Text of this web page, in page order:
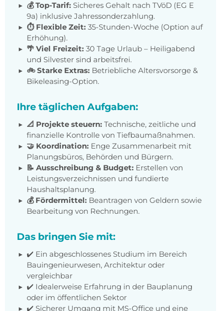
💰 Top-Tarif: Sicheres Gehalt nach TVöD (EG E
9a) inklusive Jahressonderzahlung.
⏱️ Flexible Zeit: 35-Stunden-Woche (Option auf
Erhöhung).
🌴 Viel Freizeit: 30 Tage Urlaub – Heiligabend
und Silvester sind arbeitsfrei.
🚲 Starke Extras: Betriebliche Altersvorsorge &
Bikeleasing-Option.
Ihre täglichen Aufgaben:
📐 Projekte steuern: Technische, zeitliche und
finanzielle Kontrolle von Tiefbaumaßnahmen.
🤝 Koordination: Enge Zusammenarbeit mit
Planungsbüros, Behörden und Bürgern.
📝 Ausschreibung & Budget: Erstellen von
Leistungsverzeichnissen und fundierte
Haushaltsplanung.
💰 Fördermittel: Beantragen von Geldern sowie
Bearbeitung von Rechnungen.
Das bringen Sie mit:
✔️ Ein abgeschlossenes Studium im Bereich
Bauingenieurwesen, Architektur oder
vergleichbar
✔️ Idealerweise Erfahrung in der Bauplanung
oder im öffentlichen Sektor
✔️ Sicherer Umgang mit MS-Office und eine